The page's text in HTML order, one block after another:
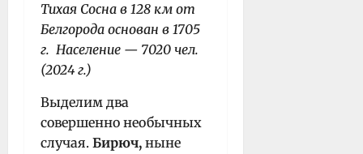
Тихая Сосна в 128 км от
Белгорода основан в 1705
г. Население — 7020 чел.
(2024 г.)
Выделим два
совершенно необычных
случая. Бирюч, ныне